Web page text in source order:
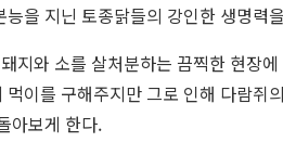
을 지닌 토종닭들의 강인한 생명력
지와 소를 살처분하는 끔찍한 현장
이를 구해주지만 그로 인해 다람
아보게 한다.